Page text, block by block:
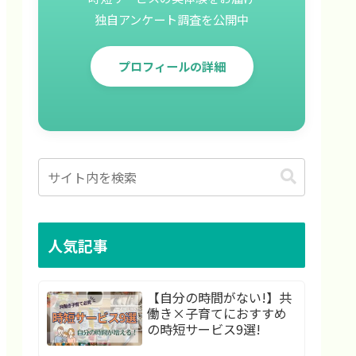
独自アンケート調査を公開中
プロフィールの詳細
人気記事
【自分の時間がない!】共
働き×子育てにおすすめ
の時短サービス9選!